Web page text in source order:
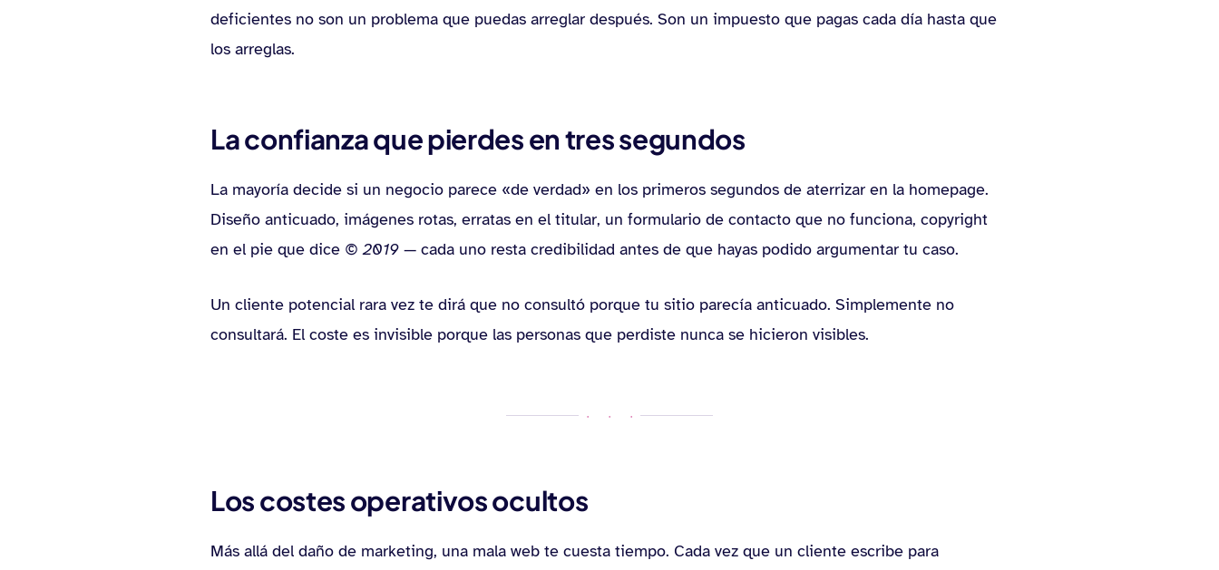
deficientes no son un problema que puedas arreglar después. Son un impuesto que pagas cada día hasta que
los arreglas.
La confianza que pierdes en tres segundos
La mayoría decide si un negocio parece «de verdad» en los primeros segundos de aterrizar en la homepage.
Diseño anticuado, imágenes rotas, erratas en el titular, un formulario de contacto que no funciona, copyright
en el pie que dice © 2019 — cada uno resta credibilidad antes de que hayas podido argumentar tu caso.
Un cliente potencial rara vez te dirá que no consultó porque tu sitio parecía anticuado. Simplemente no
consultará. El coste es invisible porque las personas que perdiste nunca se hicieron visibles.
· · ·
Los costes operativos ocultos
Más allá del daño de marketing, una mala web te cuesta tiempo. Cada vez que un cliente escribe para